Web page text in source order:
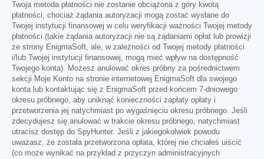
Twoja metoda płatności nie zostanie obciążona z góry kwotą
płatności, chociaż żądania autoryzacji mogą zostać wysłane do
Twojej instytucji finansowej w celu weryfikacji ważności Twojej metody
płatności (takie żądania autoryzacji nie są żądaniami opłat lub prowizji
ze strony EnigmaSoft, ale, w zależności od Twojej metody płatności
i/lub Twojej instytucji finansowej, mogą mieć wpływ na dostępność
Twojego konta). Możesz anulować okres próbny za pośrednictwem
sekcji Moje Konto na stronie internetowej EnigmaSoft dla swojego
konta lub kontaktując się z EnigmaSoft przed końcem 7-dniowego
okresu próbnego, aby uniknąć konieczności zapłaty opłaty i
przetworzenia jej natychmiast po wygaśnięciu okresu próbnego. Jeśli
zdecydujesz się anulować w trakcie okresu próbnego, natychmiast
utracisz dostęp do SpyHunter. Jeśli z jakiegokolwiek powodu
uważasz, że została przetworzona opłata, której nie chciałeś uiścić
(co może wynikać na przykład z przyczyn administracyjnych